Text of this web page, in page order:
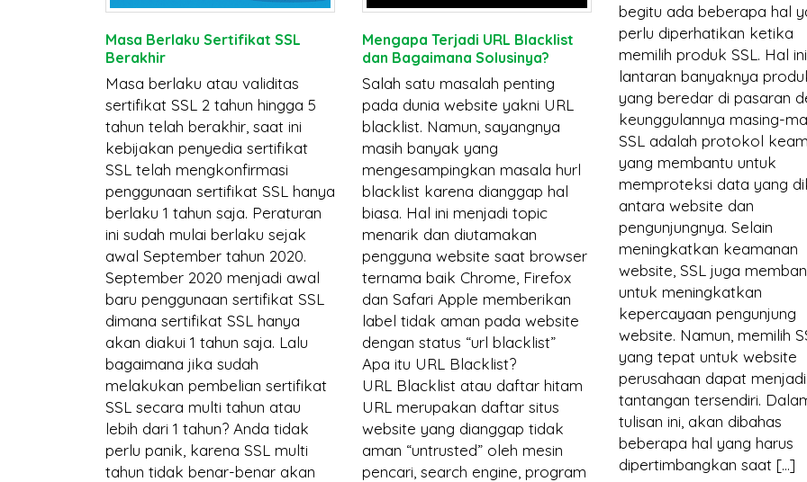
Masa Berlaku Sertifikat SSL
Berakhir
Masa berlaku atau validitas
sertifikat SSL 2 tahun hingga 5
tahun telah berakhir, saat ini
kebijakan penyedia sertifikat
SSL telah mengkonfirmasi
penggunaan sertifikat SSL hanya
berlaku 1 tahun saja. Peraturan
ini sudah mulai berlaku sejak
awal September tahun 2020.
September 2020 menjadi awal
baru penggunaan sertifikat SSL
dimana sertifikat SSL hanya
akan diakui 1 tahun saja. Lalu
bagaimana jika sudah
melakukan pembelian sertifikat
SSL secara multi tahun atau
lebih dari 1 tahun? Anda tidak
perlu panik, karena SSL multi
tahun tidak benar-benar akan
Mengapa Terjadi URL Blacklist
dan Bagaimana Solusinya?
Salah satu masalah penting
pada dunia website yakni URL
blacklist. Namun, sayangnya
masih banyak yang
mengesampingkan masala hurl
blacklist karena dianggap hal
biasa. Hal ini menjadi topic
menarik dan diutamakan
pengguna website saat browser
ternama baik Chrome, Firefox
dan Safari Apple memberikan
label tidak aman pada website
dengan status “url blacklist”
Apa itu URL Blacklist?
URL Blacklist atau daftar hitam
URL merupakan daftar situs
website yang dianggap tidak
aman “untrusted” oleh mesin
pencari, search engine, program
begitu ada beberapa hal
perlu diperhatikan ketika
memilih produk SSL. Hal ini
lantaran banyaknya
yang beredar di pasaran
keunggulannya masing-
SSL adalah protokol
yang membantu untuk
memproteksi data yang
antara website dan
pengunjungnya. Selain
meningkatkan keamanan
website, SSL juga
untuk meningkatkan
kepercayaan pengunjung
website. Namun, memilih
yang tepat untuk website
perusahaan dapat menjadi
tantangan tersendiri.
tulisan ini, akan dibahas
beberapa hal yang harus
dipertimbangkan saat […]